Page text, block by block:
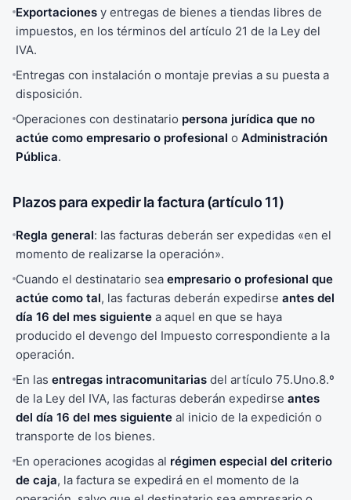
Exportaciones y entregas de bienes a tiendas libres de
impuestos, en los términos del artículo 21 de la Ley del
IVA.
Entregas con instalación o montaje previas a su puesta a
disposición.
Operaciones con destinatario persona jurídica que no
actúe como empresario o profesional o Administración
Pública.
Plazos para expedir la factura (artículo 11)
Regla general: las facturas deberán ser expedidas «en el
momento de realizarse la operación».
Cuando el destinatario sea empresario o profesional que
actúe como tal, las facturas deberán expedirse antes del
día 16 del mes siguiente a aquel en que se haya
producido el devengo del Impuesto correspondiente a la
operación.
En las entregas intracomunitarias del artículo 75.Uno.8.º
de la Ley del IVA, las facturas deberán expedirse antes
del día 16 del mes siguiente al inicio de la expedición o
transporte de los bienes.
En operaciones acogidas al régimen especial del criterio
de caja, la factura se expedirá en el momento de la